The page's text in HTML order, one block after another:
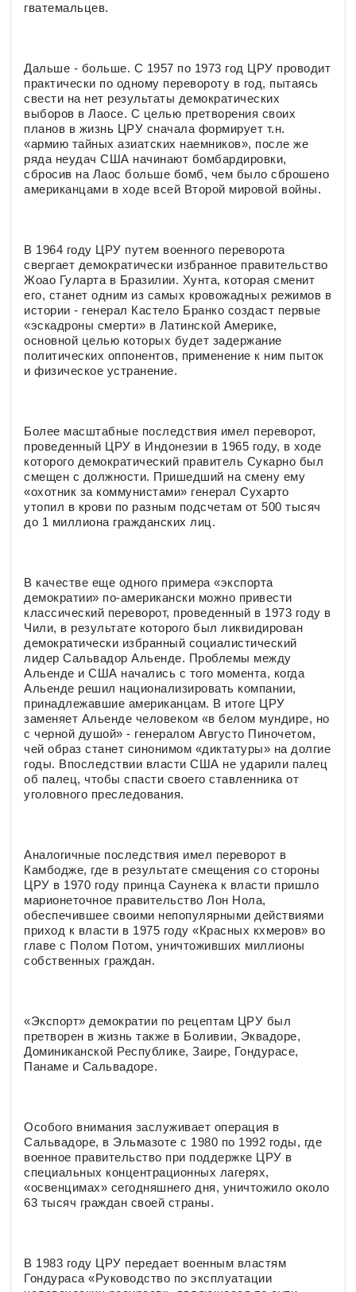
гватемальцев.
Дальше - больше. С 1957 по 1973 год ЦРУ проводит
практически по одному перевороту в год, пытаясь
свести на нет результаты демократических
выборов в Лаосе. С целью претворения своих
планов в жизнь ЦРУ сначала формирует т.н.
«армию тайных азиатских наемников», после же
ряда неудач США начинают бомбардировки,
сбросив на Лаос больше бомб, чем было сброшено
американцами в ходе всей Второй мировой войны.
В 1964 году ЦРУ путем военного переворота
свергает демократически избранное правительство
Жоао Гуларта в Бразилии. Хунта, которая сменит
его, станет одним из самых кровожадных режимов в
истории - генерал Кастело Бранко создаст первые
«эскадроны смерти» в Латинской Америке,
основной целью которых будет задержание
политических оппонентов, применение к ним пыток
и физическое устранение.
Более масштабные последствия имел переворот,
проведенный ЦРУ в Индонезии в 1965 году, в ходе
которого демократический правитель Сукарно был
смещен с должности. Пришедший на смену ему
«охотник за коммунистами» генерал Сухарто
утопил в крови по разным подсчетам от 500 тысяч
до 1 миллиона гражданских лиц.
В качестве еще одного примера «экспорта
демократии» по-американски можно привести
классический переворот, проведенный в 1973 году в
Чили, в результате которого был ликвидирован
демократически избранный социалистический
лидер Сальвадор Альенде. Проблемы между
Альенде и США начались с того момента, когда
Альенде решил национализировать компании,
принадлежавшие американцам. В итоге ЦРУ
заменяет Альенде человеком «в белом мундире, но
с черной душой» - генералом Августо Пиночетом,
чей образ станет синонимом «диктатуры» на долгие
годы. Впоследствии власти США не ударили палец
об палец, чтобы спасти своего ставленника от
уголовного преследования.
Аналогичные последствия имел переворот в
Камбодже, где в результате смещения со стороны
ЦРУ в 1970 году принца Саунека к власти пришло
марионеточное правительство Лон Нола,
обеспечившее своими непопулярными действиями
приход к власти в 1975 году «Красных кхмеров» во
главе с Полом Потом, уничтоживших миллионы
собственных граждан.
«Экспорт» демократии по рецептам ЦРУ был
претворен в жизнь также в Боливии, Эквадоре,
Доминиканской Республике, Заире, Гондурасе,
Панаме и Сальвадоре.
Особого внимания заслуживает операция в
Сальвадоре, в Эльмазоте с 1980 по 1992 годы, где
военное правительство при поддержке ЦРУ в
специальных концентрационных лагерях,
«освенцимах» сегодняшнего дня, уничтожило около
63 тысяч граждан своей страны.
В 1983 году ЦРУ передает военным властям
Гондураса «Руководство по эксплуатации